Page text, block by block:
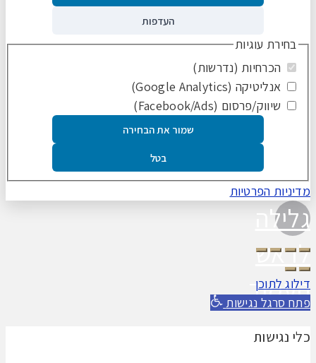
העדפות
בחירת עוגיות
הכרחיות (נדרשות)
אנליטיקה (Google Analytics)
שיווק/פרסום (Facebook/Ads)
שמור את הבחירה
בטל
מדיניות הפרטיות
גלילה
לראש
העמוד
דילוג לתוכן
פתח סרגל נגישות
כלי נגישות